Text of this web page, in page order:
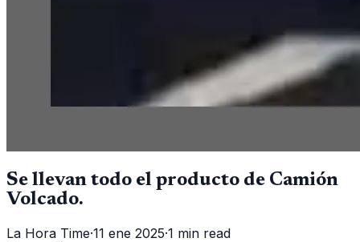
Se llevan todo el producto de Camión
Volcado.
La Hora Time·11 ene 2025·1 min read